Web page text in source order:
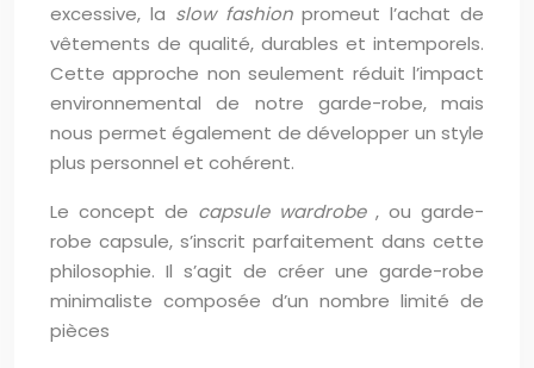
excessive, la slow fashionpromeut l’achat de
vêtements de qualité, durables et intemporels.
Cette approche non seulement réduit l’impact
environnemental de notre garde-robe, mais
nous permet également de développer un style
plus personnel et cohérent.
Le concept de capsule wardrobe , ou garde-
robe capsule, s’inscrit parfaitement dans cette
philosophie. Il s’agit de créer une garde-robe
minimaliste composée d’un nombre limité de
pièces